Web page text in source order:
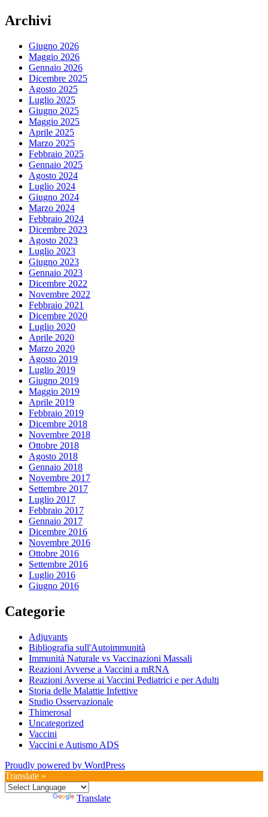
Archivi
Giugno 2026
Maggio 2026
Gennaio 2026
Dicembre 2025
Agosto 2025
Luglio 2025
Giugno 2025
Maggio 2025
Aprile 2025
Marzo 2025
Febbraio 2025
Gennaio 2025
Agosto 2024
Luglio 2024
Giugno 2024
Marzo 2024
Febbraio 2024
Dicembre 2023
Agosto 2023
Luglio 2023
Giugno 2023
Gennaio 2023
Dicembre 2022
Novembre 2022
Febbraio 2021
Dicembre 2020
Luglio 2020
Aprile 2020
Marzo 2020
Agosto 2019
Luglio 2019
Giugno 2019
Maggio 2019
Aprile 2019
Febbraio 2019
Dicembre 2018
Novembre 2018
Ottobre 2018
Agosto 2018
Gennaio 2018
Novembre 2017
Settembre 2017
Luglio 2017
Febbraio 2017
Gennaio 2017
Dicembre 2016
Novembre 2016
Ottobre 2016
Settembre 2016
Luglio 2016
Giugno 2016
Categorie
Adjuvants
Bibliografia sull'Autoimmunità
Immunità Naturale vs Vaccinazioni Massali
Reazioni Avverse a Vaccini a mRNA
Reazioni Avverse ai Vaccini Pediatrici e per Adulti
Storia delle Malattie Infettive
Studio Osservazionale
Thimerosal
Uncategorized
Vaccini
Vaccini e Autismo ADS
Proudly powered by WordPress
Translate »
Translate